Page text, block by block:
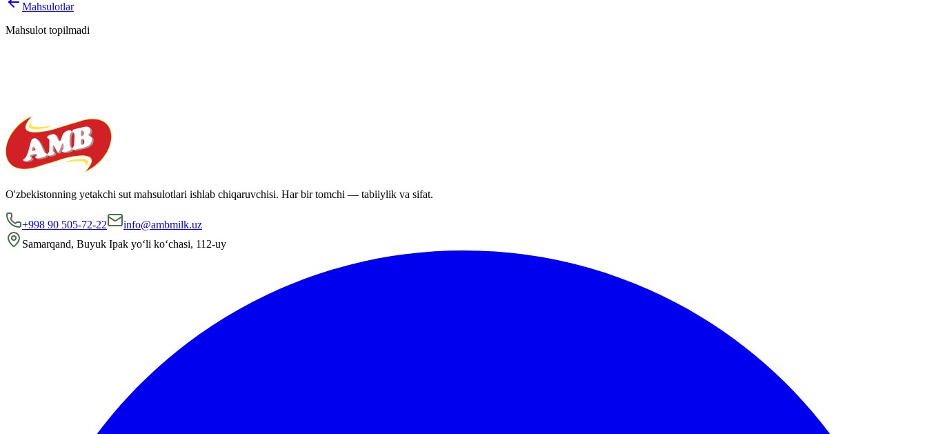
Mahsulotlar
Mahsulot topilmadi
O'zbekistonning yetakchi sut mahsulotlari ishlab chiqaruvchisi. Har bir tomchi — tabiiylik va sifat.
+998 90 505-72-22
info@ambmilk.uz
Samarqand, Buyuk Ipak yo‘li ko‘chasi, 112-uy